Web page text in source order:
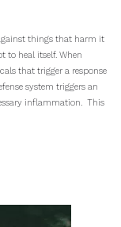
things that harm it
to heal itself. When
that trigger a response
system triggers an
inflammation. This